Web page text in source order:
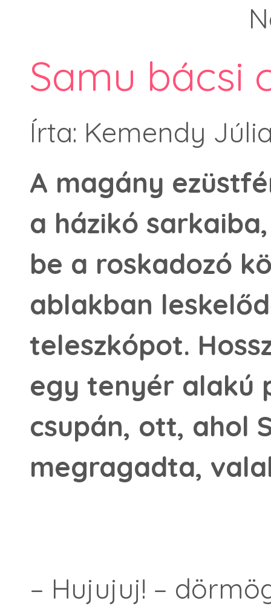
Samu bácsi
Írta: Kemendy
A magány
a házikó
be a roskadozó
ablakban
teleszkópot.
egy tenyér alakú
csupán, ott, ahol
megragadta,
– Hujujuj! –